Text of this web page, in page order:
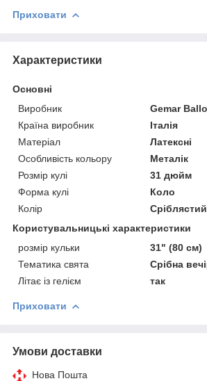
Приховати
Характеристики
Основні
Виробник
Gemar
Країна виробник
Італія
Матеріал
Латексні
Особливість кольору
Металік
Розмір кулі
31 дюйм
Форма кулі
Коло
Колір
Сріблястий
Користувальницькі характеристики
розмір кульки
31" (80 см)
Тематика свята
Срібна
Літає із гелієм
так
Приховати
Умови доставки
Нова Пошта